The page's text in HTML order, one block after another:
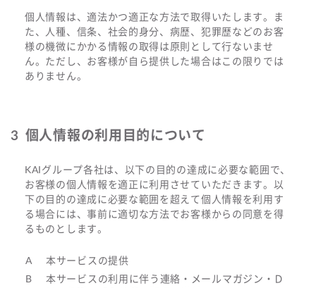
個人情報は、適法かつ適正な方法で取得いたします。ま
た、人種、信条、社会的身分、病歴、犯罪歴などのお客
様の機微にかかる情報の取得は原則として行ないませ
ん。ただし、お客様が自ら提供した場合はこの限りでは
ありません。
個人情報の利用目的について
KAIグループ各社は、以下の目的の達成に必要な範囲で、
お客様の個人情報を適正に利用させていただきます。以
下の目的の達成に必要な範囲を超えて個人情報を利用す
る場合には、事前に適切な方法でお客様からの同意を得
るものとします。
本サービスの提供
本サービスの利用に伴う連絡・メールマガジン・Ｄ